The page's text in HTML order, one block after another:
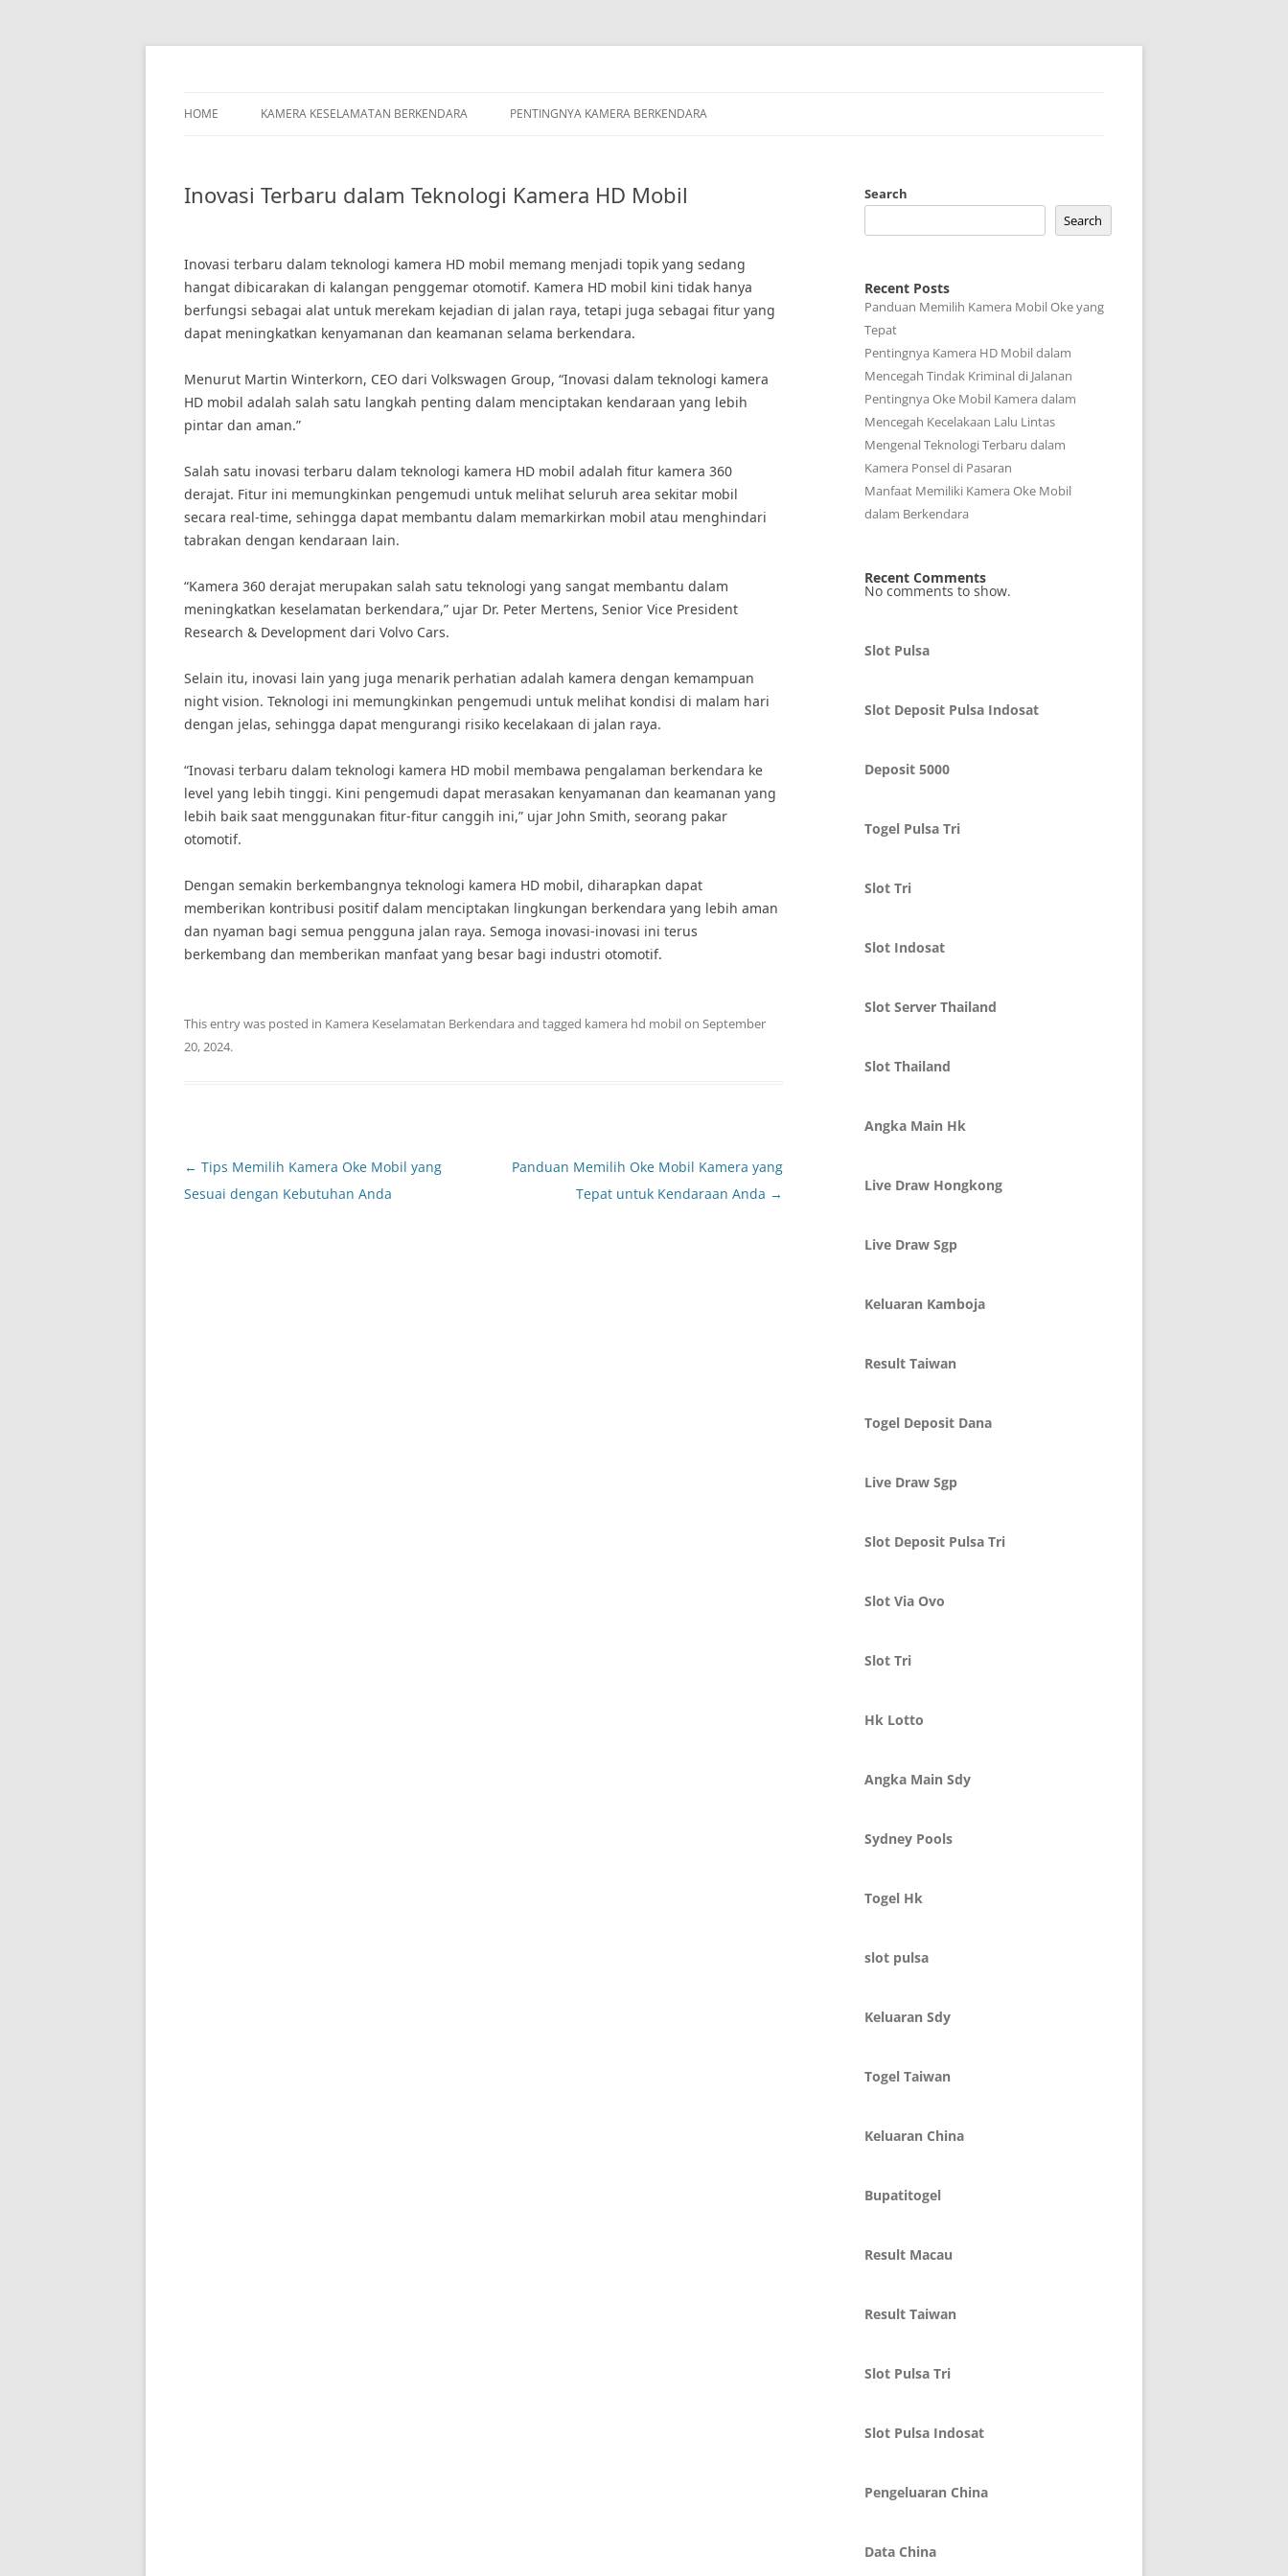
Skip
HOME KAMERA KESELAMATAN BERKENDARA PENTINGNYA KAMERA BERKENDARA
Inovasi Terbaru dalam Teknologi Kamera HD Mobil
Inovasi terbaru dalam teknologi kamera HD mobil memang menjadi topik yang sedang
hangat dibicarakan di kalangan penggemar otomotif. Kamera HD mobil kini tidak hanya
berfungsi sebagai alat untuk merekam kejadian di jalan raya, tetapi juga sebagai fitur yang
dapat meningkatkan kenyamanan dan keamanan selama berkendara.
Menurut Martin Winterkorn, CEO dari Volkswagen Group, “Inovasi dalam teknologi kamera
HD mobil adalah salah satu langkah penting dalam menciptakan kendaraan yang lebih
pintar dan aman.”
Salah satu inovasi terbaru dalam teknologi kamera HD mobil adalah fitur kamera 360
derajat. Fitur ini memungkinkan pengemudi untuk melihat seluruh area sekitar mobil
secara real-time, sehingga dapat membantu dalam memarkirkan mobil atau menghindari
tabrakan dengan kendaraan lain.
“Kamera 360 derajat merupakan salah satu teknologi yang sangat membantu dalam
meningkatkan keselamatan berkendara,” ujar Dr. Peter Mertens, Senior Vice President
Research & Development dari Volvo Cars.
Selain itu, inovasi lain yang juga menarik perhatian adalah kamera dengan kemampuan
night vision. Teknologi ini memungkinkan pengemudi untuk melihat kondisi di malam hari
dengan jelas, sehingga dapat mengurangi risiko kecelakaan di jalan raya.
“Inovasi terbaru dalam teknologi kamera HD mobil membawa pengalaman berkendara ke
level yang lebih tinggi. Kini pengemudi dapat merasakan kenyamanan dan keamanan yang
lebih baik saat menggunakan fitur-fitur canggih ini,” ujar John Smith, seorang pakar
otomotif.
Dengan semakin berkembangnya teknologi kamera HD mobil, diharapkan dapat
memberikan kontribusi positif dalam menciptakan lingkungan berkendara yang lebih aman
dan nyaman bagi semua pengguna jalan raya. Semoga inovasi-inovasi ini terus
berkembang dan memberikan manfaat yang besar bagi industri otomotif.
This entry was posted in Kamera Keselamatan Berkendara and tagged kamera hd mobilon September
20, 2024.
Post
navigation
← Tips Memilih Kamera Oke Mobil yang
Sesuai dengan Kebutuhan Anda
Panduan Memilih Oke Mobil Kamera yang
Tepat untuk Kendaraan Anda →
Search
Search
Recent Posts
Panduan Memilih Kamera Mobil Oke yang
Tepat
Pentingnya Kamera HD Mobil dalam
Mencegah Tindak Kriminal di Jalanan
Pentingnya Oke Mobil Kamera dalam
Mencegah Kecelakaan Lalu Lintas
Mengenal Teknologi Terbaru dalam
Kamera Ponsel di Pasaran
Manfaat Memiliki Kamera Oke Mobil
dalam Berkendara
Recent Comments
No comments to show.
Slot Pulsa
Slot Deposit Pulsa Indosat
Deposit 5000
Togel Pulsa Tri
Slot Tri
Slot Indosat
Slot Server Thailand
Slot Thailand
Angka Main Hk
Live Draw Hongkong
Live Draw Sgp
Keluaran Kamboja
Result Taiwan
Togel Deposit Dana
Live Draw Sgp
Slot Deposit Pulsa Tri
Slot Via Ovo
Slot Tri
Hk Lotto
Angka Main Sdy
Sydney Pools
Togel Hk
slot pulsa
Keluaran Sdy
Togel Taiwan
Keluaran China
Bupatitogel
Result Macau
Result Taiwan
Slot Pulsa Tri
Slot Pulsa Indosat
Pengeluaran China
Data China